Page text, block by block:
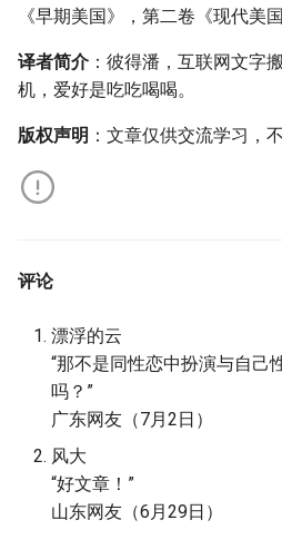
《早期美国》，第二卷《现代美
译者简介：彼得潘，互联网文字
机，爱好是吃吃喝喝。
版权声明 ：文章仅供交流学习，
评论
漂浮的云
“那不是同性恋中扮演与自己
吗？”
广东网友（7月2日）
风大
“好文章！”
山东网友（6月29日）